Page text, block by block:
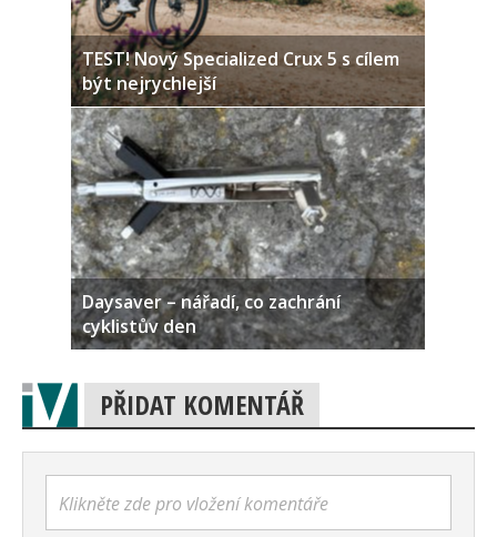
TEST! Nový Specialized Crux 5 s cílem
být nejrychlejší
Daysaver – nářadí, co zachrání
cyklistův den
PŘIDAT KOMENTÁŘ
Klikněte zde pro vložení komentáře